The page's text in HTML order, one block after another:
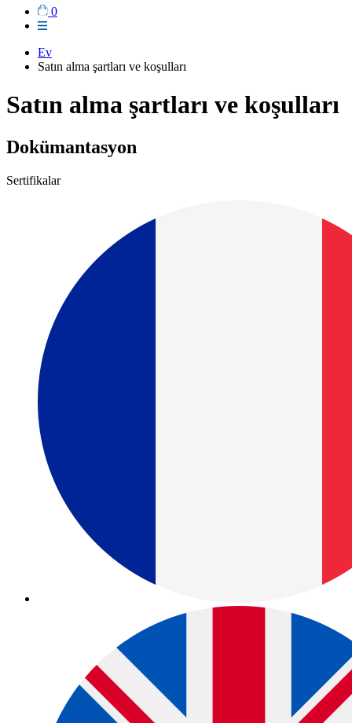
0
Ev
Satın alma şartları ve koşulları
Satın alma şartları ve koşulları
Dokümantasyon
Sertifikalar